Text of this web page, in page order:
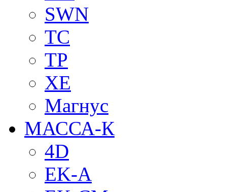
SWN
TC
TP
XE
Магнус
МАССА-К
4D
EK-A